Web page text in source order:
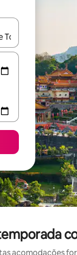
os usando as
acomodações